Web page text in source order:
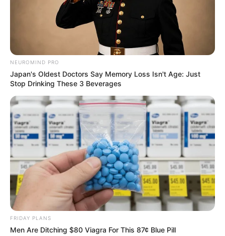
NEUROMIND PRO
Japan's Oldest Doctors Say Memory Loss Isn't Age: Just
Stop Drinking These 3 Beverages
FRIDAY PLANS
Men Are Ditching $80 Viagra For This 87¢ Blue Pill